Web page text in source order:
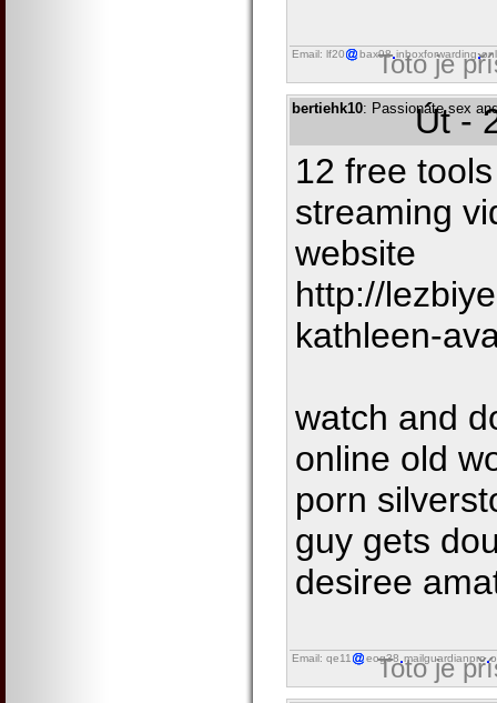
Email: lf20 bax98 inboxforwarding
Toto je
bertiehk10: Passionate sex
Út -
12 free
streaming
website
http://
kathleen-
watch and
online old
porn
guy gets
desiree
Email: qe11 eog38 mailguardianpro
Toto je